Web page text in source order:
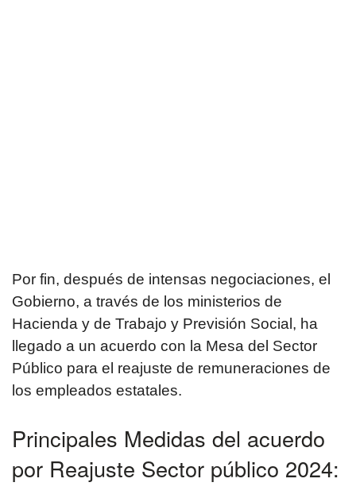
Por fin, después de intensas negociaciones, el
Gobierno, a través de los ministerios de
Hacienda y de Trabajo y Previsión Social, ha
llegado a un acuerdo con la Mesa del Sector
Público para el reajuste de remuneraciones de
los empleados estatales.
Principales Medidas del acuerdo
por Reajuste Sector público 2024: